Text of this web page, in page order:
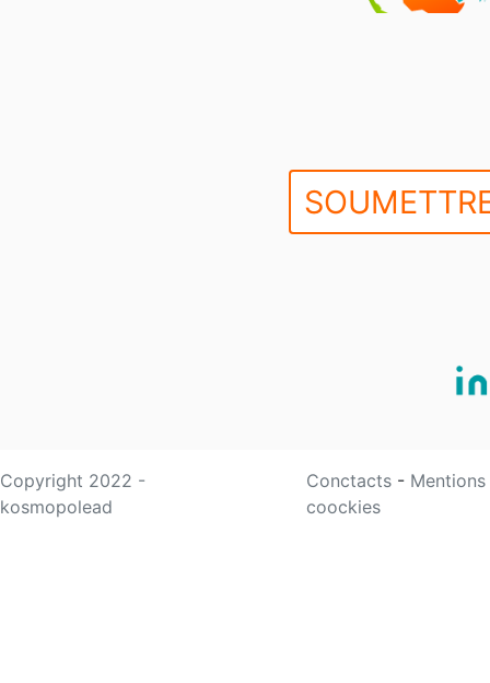
Copyright 2022 -
kosmopolead
Conctacts -
coockies